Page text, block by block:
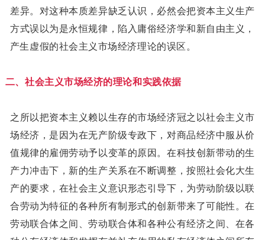
差异。对这种本质差异缺乏认识，必然会把资本主义生产
方式误以为是永恒规律，陷入庸俗经济学和新自由主义，
产生虚假的社会主义市场经济理论的误区。
二、社会主义市场经济的理论和实践依据
之所以把资本主义赖以生存的市场经济冠之以社会主义市
场经济，是因为在无产阶级专政下，对商品经济中服从价
值规律的雇佣劳动予以变革的原因。在科技创新带动的生
产力冲击下，新的生产关系在不断调整，按照社会化大生
产的要求，在社会主义意识形态引导下，为劳动阶级以联
合劳动为特征的各种所有制形式的创新带来了可能性。在
劳动联合体之间、劳动联合体和各种公有经济之间、在各